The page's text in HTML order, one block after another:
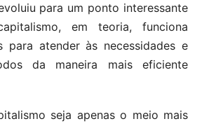
para um ponto interessante
em teoria, funciona
para atender às necessidades e
da maneira mais eficiente
seja apenas o meio mais